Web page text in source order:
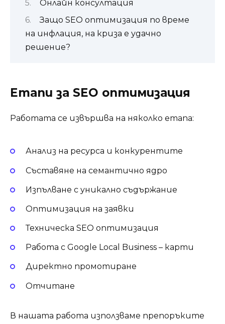
Онлайн консултация
Защо SEO оптимизация по време
на инфлация, на криза е удачно
решение?
Етапи за SEO оптимизация
Работата се извършва на няколко етапа:
Анализ на ресурса и конкурентите
Съставяне на семантично ядро
Изпълване с уникално съдържание
Оптимизация на заявки
Техническа SEO оптимизация
Работа с Google Local Business – карти
Директно промотиране
Отчитане
В нашата работа използваме препоръките